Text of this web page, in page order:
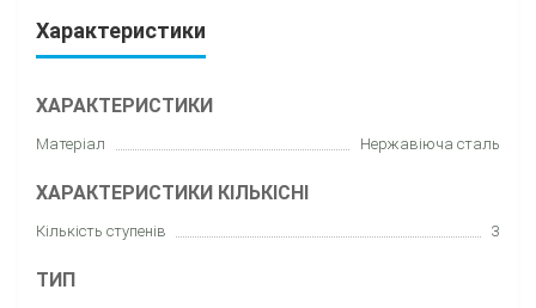
Характеристики
ХАРАКТЕРИСТИКИ
Матеріал Нержавіюча сталь
ХАРАКТЕРИСТИКИ КІЛЬКІСНІ
Кількість ступенів 3
ТИП